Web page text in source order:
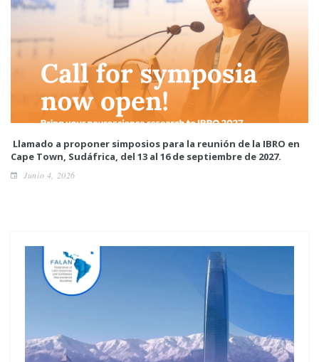
Llamado a proponer simposios para la reunión de la IBRO en
Cape Town, Sudáfrica, del 13 al 16 de septiembre de 2027.
Junio 4, 2026